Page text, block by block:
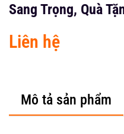
Sang Trọng, Quà
Liên hệ
Mô tả sản phẩm